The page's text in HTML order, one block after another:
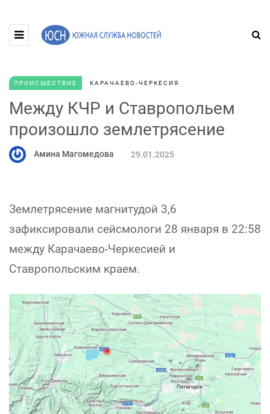
ПРОИСШЕСТВИЕ КАРАЧАЕВО-ЧЕРКЕСИЯ
Между КЧР и Ставропольем
произошло землетрясение
Амина Магомедова 29.01.2025
Землетрясение магнитудой 3,6
зафиксировали сейсмологи 28 января в 22:58
между Карачаево-Черкесией и
Ставропольским краем.